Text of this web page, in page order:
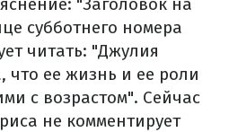
субботнего номера
читать: "Джулия
что ее жизнь и ее роли
с возрастом". Сейчас
не комментирует